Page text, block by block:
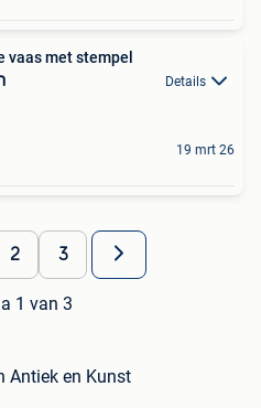
vaas met stempel
Details
19 mrt 26
2 3
1 van 3
Antiek en Kunst